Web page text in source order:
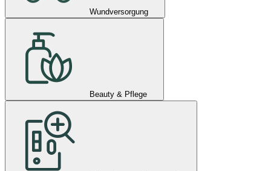
Wundversorgung
Beauty & Pflege